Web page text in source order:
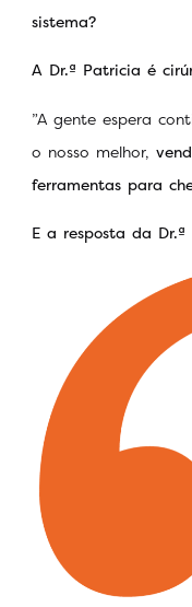
sistema?
A Dr.ª Patricia é
”A gente espera
o nosso melhor,
ferramentas para
E a resposta da